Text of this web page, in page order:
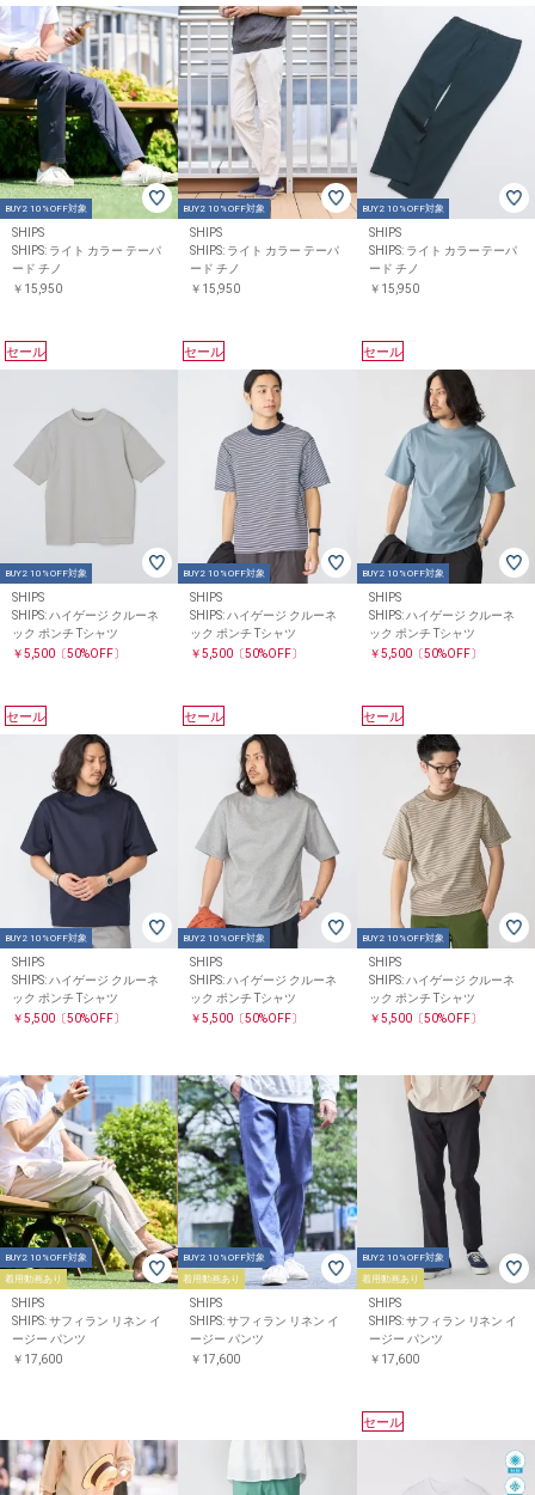
BUY2 10%OFF対象
SHIPS
SHIPS: ライト カラー テーパ
ード チノ
￥15,950
BUY2 10%OFF対象
SHIPS
SHIPS: ライト カラー テーパ
ード チノ
￥15,950
BUY2 10%OFF対象
SHIPS
SHIPS: ライト カラー テーパ
ード チノ
￥15,950
セール
BUY2 10%OFF対象
SHIPS
SHIPS: ハイゲージ クルーネ
ック ポンチ Tシャツ
￥5,500〔50%OFF〕
セール
BUY2 10%OFF対象
SHIPS
SHIPS: ハイゲージ クルーネ
ック ポンチ Tシャツ
￥5,500 〔50%OFF〕
セール
BUY2 10%OFF対象
SHIPS
SHIPS: ハイゲージ クルーネ
ック ポンチ Tシャツ
￥5,500〔50%OFF〕
セール
BUY2 10%OFF対象
SHIPS
SHIPS: ハイゲージ クルーネ
ック ポンチ Tシャツ
￥5,500〔50%OFF〕
セール
BUY2 10%OFF対象
SHIPS
SHIPS: ハイゲージ クルーネ
ック ポンチ Tシャツ
￥5,500 〔50%OFF〕
セール
BUY2 10%OFF対象
SHIPS
SHIPS: ハイゲージ クルーネ
ック ポンチ Tシャツ
￥5,500〔50%OFF〕
BUY2 10%OFF対象
着用動画あり
SHIPS
SHIPS: サフィラン リネン イ
ージー パンツ
￥17,600
BUY2 10%OFF対象
着用動画あり
SHIPS
SHIPS: サフィラン リネン イ
ージー パンツ
￥17,600
BUY2 10%OFF対象
着用動画あり
SHIPS
SHIPS: サフィラン リネン イ
ージー パンツ
￥17,600
セール